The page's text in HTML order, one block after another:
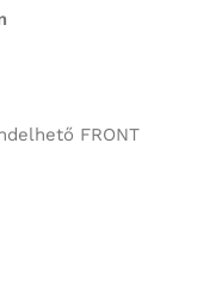
FRONT